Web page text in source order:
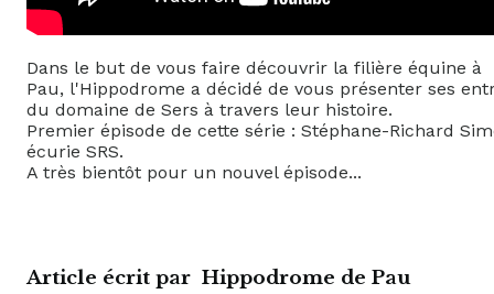
Dans le but de vous faire découvrir la filière équine à
Pau, l'Hippodrome a décidé de vous présenter ses
du domaine de Sers à travers leur histoire.
Premier épisode de cette série : Stéphane-Richard
écurie SRS.
A très bientôt pour un nouvel épisode...
Article écrit par Hippodrome de Pau